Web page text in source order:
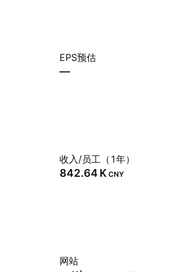
EPS预估
—
收入/员工（1年）
‪842.64 K‬ CNY
网站